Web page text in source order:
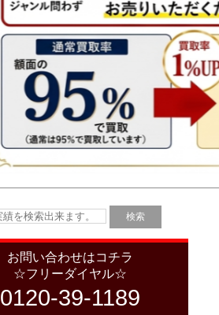
お問い合わせはコチラ
☆フリーダイヤル☆
0120-39-1189